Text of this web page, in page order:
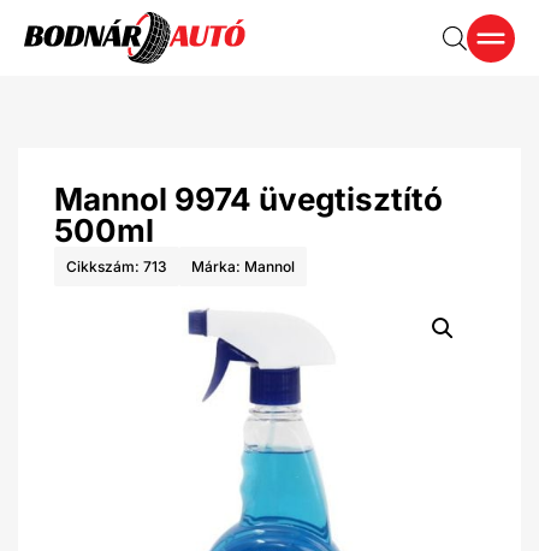
Mannol 9974 üvegtisztító
500ml
Cikkszám: 713 Márka: Mannol